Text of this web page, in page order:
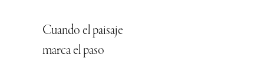
Cuando el paisaje
marca el paso